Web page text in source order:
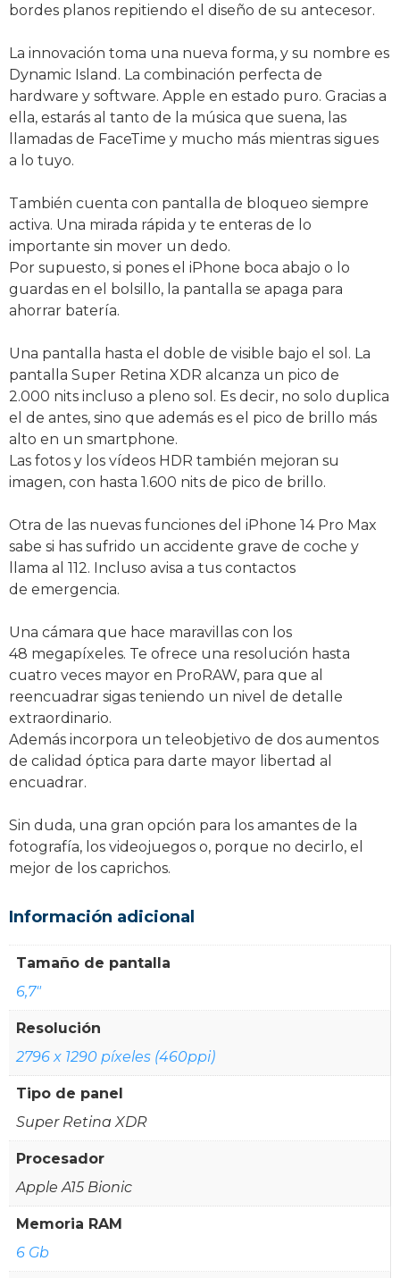
bordes planos repitiendo el diseño de su antecesor.
La innovación toma una nueva forma, y su nombre es
Dynamic Island. La combinación perfecta de
hardware y software. Apple en estado puro. Gracias a
ella, estarás al tanto de la música que suena, las
llamadas de FaceTime y mucho más mientras sigues
a lo tuyo.
También cuenta con pantalla de bloqueo siempre
activa. Una mirada rápida y te enteras de lo
importante sin mover un dedo.
Por supuesto, si pones el iPhone boca abajo o lo
guardas en el bolsillo, la pantalla se apaga para
ahorrar batería.
Una pantalla hasta el doble de visible bajo el sol. La
pantalla Super Retina XDR alcanza un pico de
2.000 nits incluso a pleno sol. Es decir, no solo duplica
el de antes, sino que además es el pico de brillo más
alto en un smartphone.
Las fotos y los vídeos HDR también mejoran su
imagen, con hasta 1.600 nits de pico de brillo.
Otra de las nuevas funciones del iPhone 14 Pro Max
sabe si has sufrido un accidente grave de coche y
llama al 112. Incluso avisa a tus contactos
de emergencia.
Una cámara que hace maravillas con los
48 megapíxeles. Te ofrece una resolución hasta
cuatro veces mayor en ProRAW, para que al
reencuadrar sigas teniendo un nivel de detalle
extraordinario.
Además incorpora un teleobjetivo de dos aumentos
de calidad óptica para darte mayor libertad al
encuadrar.
Sin duda, una gran opción para los amantes de la
fotografía, los videojuegos o, porque no decirlo, el
mejor de los caprichos.
Información adicional
Tamaño de pantalla
6,7"
Resolución
2796 x 1290 píxeles (460ppi)
Tipo de panel
Super Retina XDR
Procesador
Apple A15 Bionic
Memoria RAM
6 Gb